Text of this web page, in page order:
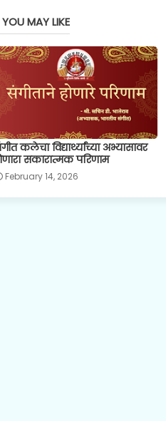
YOU MAY LIKE
कलेचा विद्यार्थ्यांच्या अभ्यासावर
सकारात्मक परिणाम
February 14, 2026